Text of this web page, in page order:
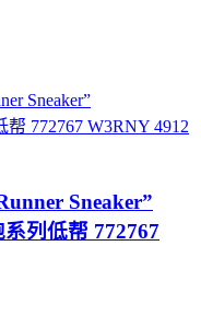
Sneaker”
列低帮 772767